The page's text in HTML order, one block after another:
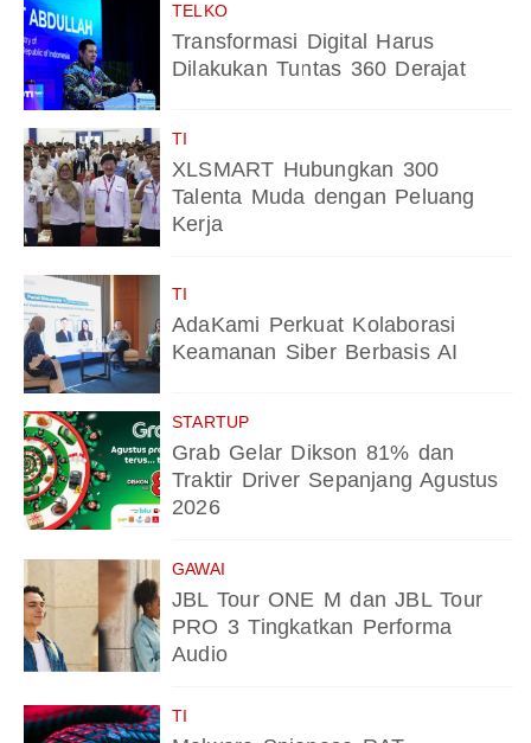
TELKO
Transformasi Digital Harus
Dilakukan Tuntas 360 Derajat
TI
XLSMART Hubungkan 300
Talenta Muda dengan Peluang
Kerja
TI
AdaKami Perkuat Kolaborasi
Keamanan Siber Berbasis AI
STARTUP
Grab Gelar Dikson 81% dan
Traktir Driver Sepanjang Agustus
2026
GAWAI
JBL Tour ONE M dan JBL Tour
PRO 3 Tingkatkan Performa
Audio
TI